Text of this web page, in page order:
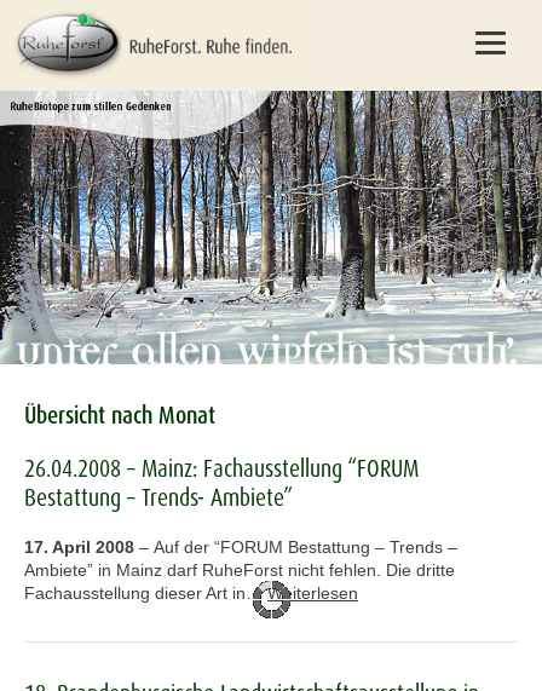
Übersicht nach Monat
26.04.2008 – Mainz: Fachausstellung “FORUM
Bestattung – Trends- Ambiete”
17. April 2008 – Auf der “FORUM Bestattung – Trends –
Ambiete” in Mainz darf RuheForst nicht fehlen. Die dritte
Fachausstellung dieser Art in…Weiterlesen